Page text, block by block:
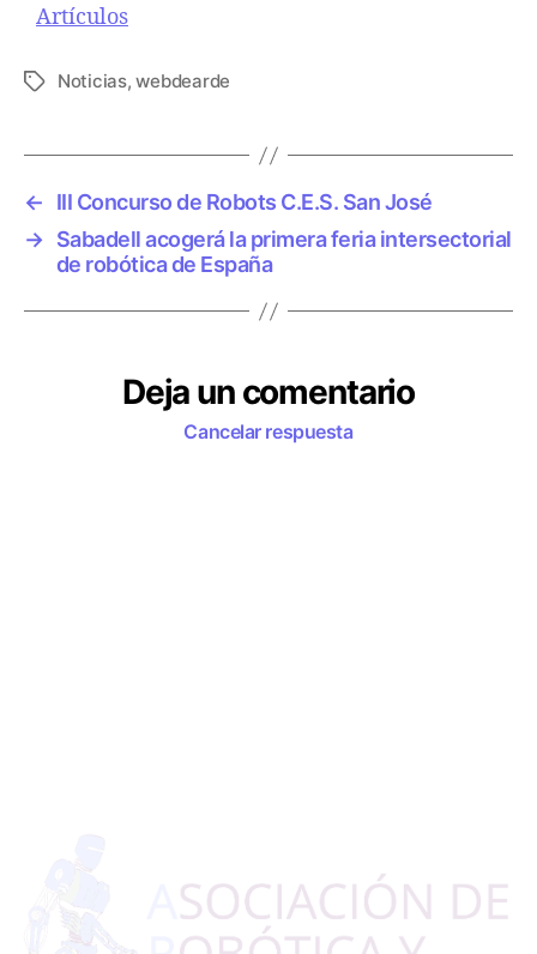
Respecto a
Artículos
E
q
e
t
Noticias,webdearde
←
III Concurso de Robots C.E.S. San José
→ Sabadell acogerá la primera feria intersectorial
de robótica de España
Deja un comentario
Cancelar respuesta